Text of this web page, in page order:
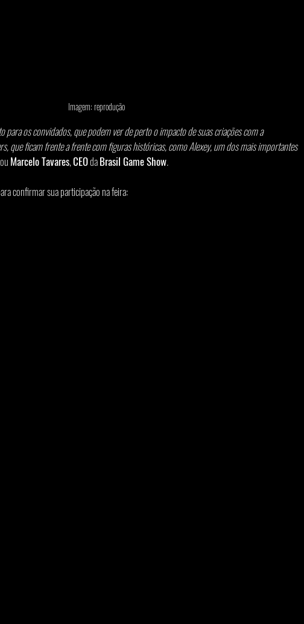
Imagem: reprodução
para os convidados, que podem ver de perto o impacto de suas criações com a
que ficam frente a frente com figuras históricas, como Alexey, um dos mais importantes
Marcelo Tavares, CEO da Brasil Game Show.
confirmar sua participação na feira: